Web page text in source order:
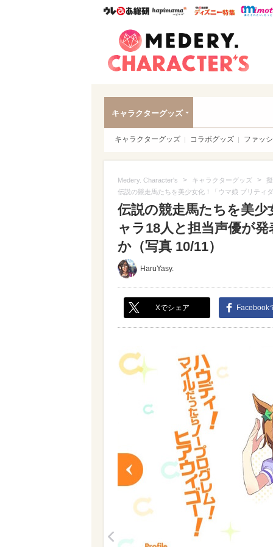
ウレぴあ総研ハピママ*
ウレぴ
キャラクターグッズ
キャラクターグッズ コラボグッズ ファッ
Medery. Character's > キャラクターグッズ >
伝説の競走馬たちを美少女化！「ウマ娘 プリティ
伝説の競走馬たちを美
ャラ18人と担当声優が
か（写真 10/11）
HaruYasy.
Xでシェア Facebook